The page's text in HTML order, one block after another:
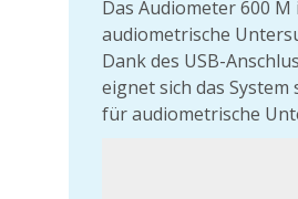
Das Audiometer 600
audiometrische
Dank des USB-
eignet sich das
für audiometrische